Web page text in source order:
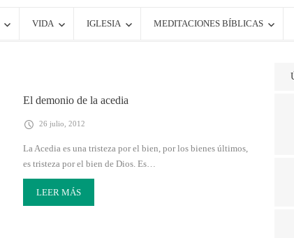
VIDA IGLESIA MEDITACIONES BÍBLICAS
El demonio de la acedia
26 julio, 2012
La Acedia es una tristeza por el bien, por los bienes últimos,
es tristeza por el bien de Dios. Es…
LEER MÁS